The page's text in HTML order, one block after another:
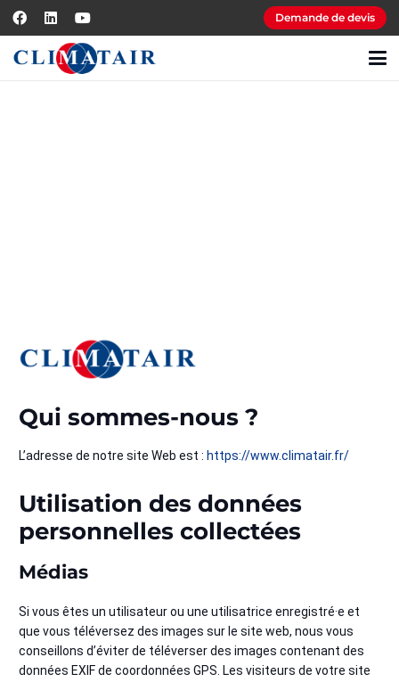
Demande de devis
Qui sommes-nous ?
L’adresse de notre site Web est : https://www.climatair.fr/
Utilisation des données
personnelles collectées
Médias
Si vous êtes un utilisateur ou une utilisatrice enregistré·e et
que vous téléversez des images sur le site web, nous vous
conseillons d’éviter de téléverser des images contenant des
données EXIF de coordonnées GPS. Les visiteurs de votre site